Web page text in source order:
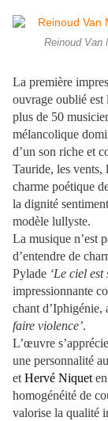
Reinoud Van
La première
ouvrage oublié est
plus de 50
mélancolique
d’un son riche et
Tauride, les vents,
charme poétique
la dignité
modèle lullyste.
La musique n’est
d’entendre de
Pylade ‘Le ciel
impressionnante
chant d’Iphigénie,
faire violence’.
L’œuvre
une personnalité
et Hervé Niquet
homogénéité de
valorise la qualité